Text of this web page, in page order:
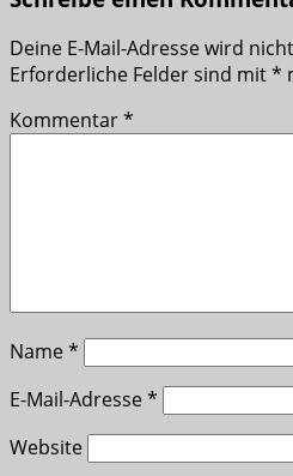
Deine E-Mail-Adresse wird
Erforderliche Felder sind mit*
Kommentar*
Name*
E-Mail-Adresse*
Website